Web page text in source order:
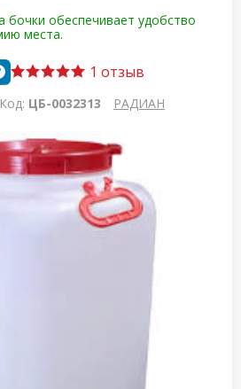
бочки обеспечивает удобство
места.
1 отзыв
Код: ЦБ-0032313 РАДИАН